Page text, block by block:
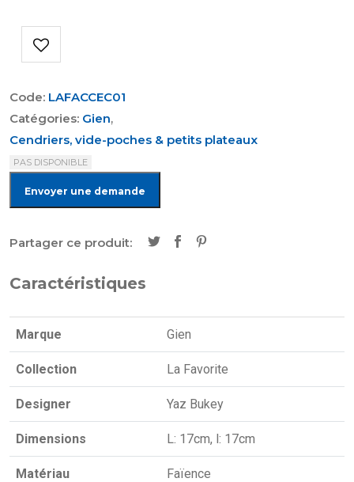
Code: LAFACCEC01
Catégories: Gien,
Cendriers, vide-poches & petits plateaux
PAS DISPONIBLE
Envoyer une demande
Partager ce produit:
Caractéristiques
Marque Gien
Collection La Favorite
Designer Yaz Bukey
Dimensions L: 17cm, l: 17cm
Matériau Faïence